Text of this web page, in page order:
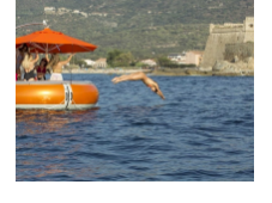
AGRANDIR